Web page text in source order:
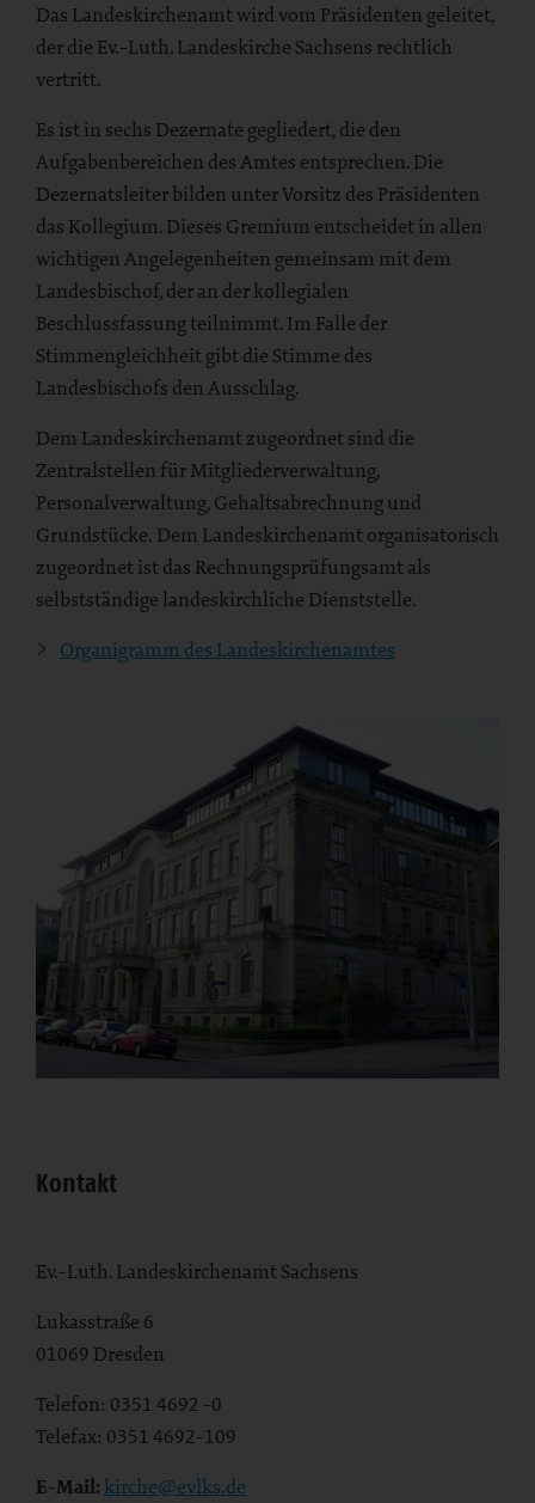
Das Landeskirchenamt wird vom Präsidenten geleitet,
der die Ev.-Luth. Landeskirche Sachsens rechtlich
vertritt.
Es ist in sechs Dezernate gegliedert, die den
Aufgabenbereichen des Amtes entsprechen. Die
Dezernatsleiter bilden unter Vorsitz des Präsidenten
das Kollegium. Dieses Gremium entscheidet in allen
wichtigen Angelegenheiten gemeinsam mit dem
Landesbischof, der an der kollegialen
Beschlussfassung teilnimmt. Im Falle der
Stimmengleichheit gibt die Stimme des
Landesbischofs den Ausschlag.
Dem Landeskirchenamt zugeordnet sind die
Zentralstellen für Mitgliederverwaltung,
Personalverwaltung, Gehaltsabrechnung und
Grundstücke. Dem Landeskirchenamt organisatorisch
zugeordnet ist das Rechnungsprüfungsamt als
selbstständige landeskirchliche Dienststelle.
Organigramm des Landeskirchenamtes
Kontakt
Ev.-Luth. Landeskirchenamt Sachsens
Lukasstraße 6
01069 Dresden
Telefon: 0351 4692 -0
Telefax: 0351 4692-109
E-Mail: kirche@evlks.de